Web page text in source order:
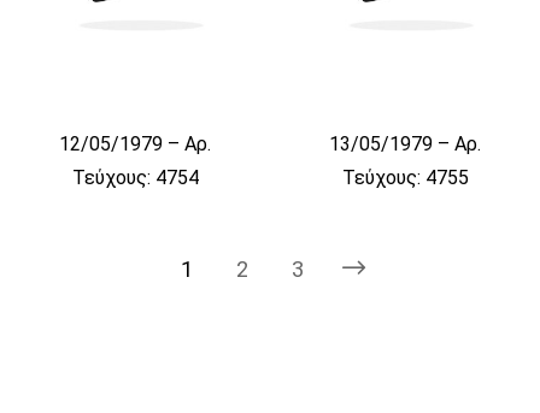
12/05/1979 – Αρ.
Τεύχους: 4754
13/05/1979 – Αρ.
Τεύχους: 4755
1 2 3